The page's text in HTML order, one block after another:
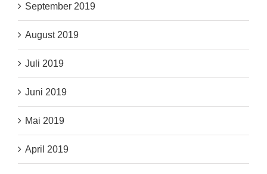
September 2019
August 2019
Juli 2019
Juni 2019
Mai 2019
April 2019